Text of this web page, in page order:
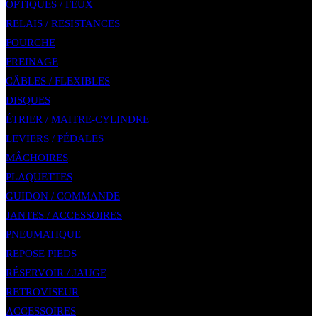
OPTIQUES / FEUX
RELAIS / RESISTANCES
FOURCHE
FREINAGE
CÂBLES / FLEXIBLES
DISQUES
ÉTRIER / MAITRE-CYLINDRE
LEVIERS / PÉDALES
MÂCHOIRES
PLAQUETTES
GUIDON / COMMANDE
JANTES / ACCESSOIRES
PNEUMATIQUE
REPOSE PIEDS
RÉSERVOIR / JAUGE
RETROVISEUR
ACCESSOIRES